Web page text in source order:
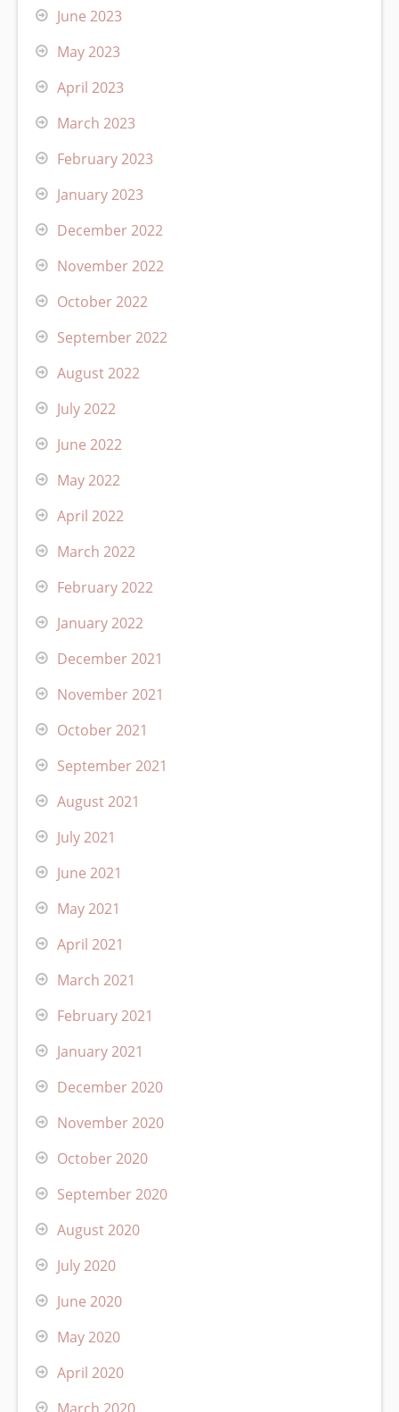
June 2023
May 2023
April 2023
March 2023
February 2023
January 2023
December 2022
November 2022
October 2022
September 2022
August 2022
July 2022
June 2022
May 2022
April 2022
March 2022
February 2022
January 2022
December 2021
November 2021
October 2021
September 2021
August 2021
July 2021
June 2021
May 2021
April 2021
March 2021
February 2021
January 2021
December 2020
November 2020
October 2020
September 2020
August 2020
July 2020
June 2020
May 2020
April 2020